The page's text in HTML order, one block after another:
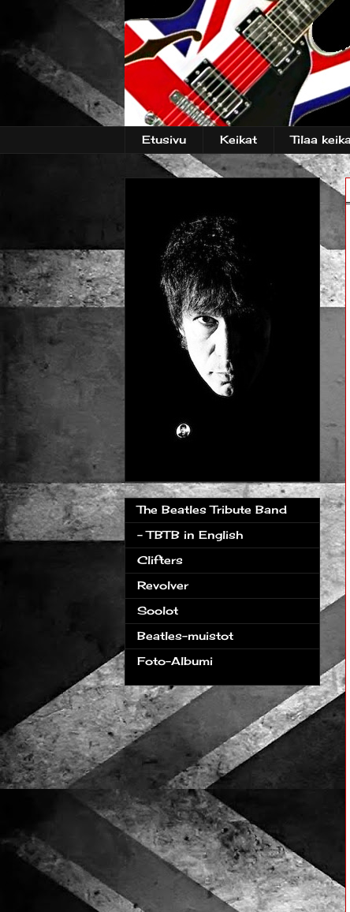
Etusivu Keikat Tilaa
The Beatles Tribute Band
- TBTB in English
Clifters
Revolver
Soolot
Beatles-muistot
Foto-Albumi